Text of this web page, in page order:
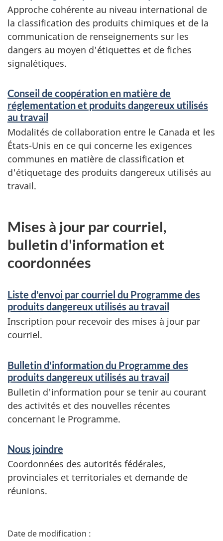
Approche cohérente au niveau international de
la classification des produits chimiques et de la
communication de renseignements sur les
dangers au moyen d'étiquettes et de fiches
signalétiques.
Conseil de coopération en matière de
réglementation et produits dangereux utilisés
au travail
Modalités de collaboration entre le Canada et les
États-Unis en ce qui concerne les exigences
communes en matière de classification et
d'étiquetage des produits dangereux utilisés au
travail.
Mises à jour par courriel,
bulletin d'information et
coordonnées
Liste d'envoi par courriel du Programme des
produits dangereux utilisés au travail
Inscription pour recevoir des mises à jour par
courriel.
Bulletin d'information du Programme des
produits dangereux utilisés au travail
Bulletin d'information pour se tenir au courant
des activités et des nouvelles récentes
concernant le Programme.
Nous joindre
Coordonnées des autorités fédérales,
provinciales et territoriales et demande de
réunions.
D